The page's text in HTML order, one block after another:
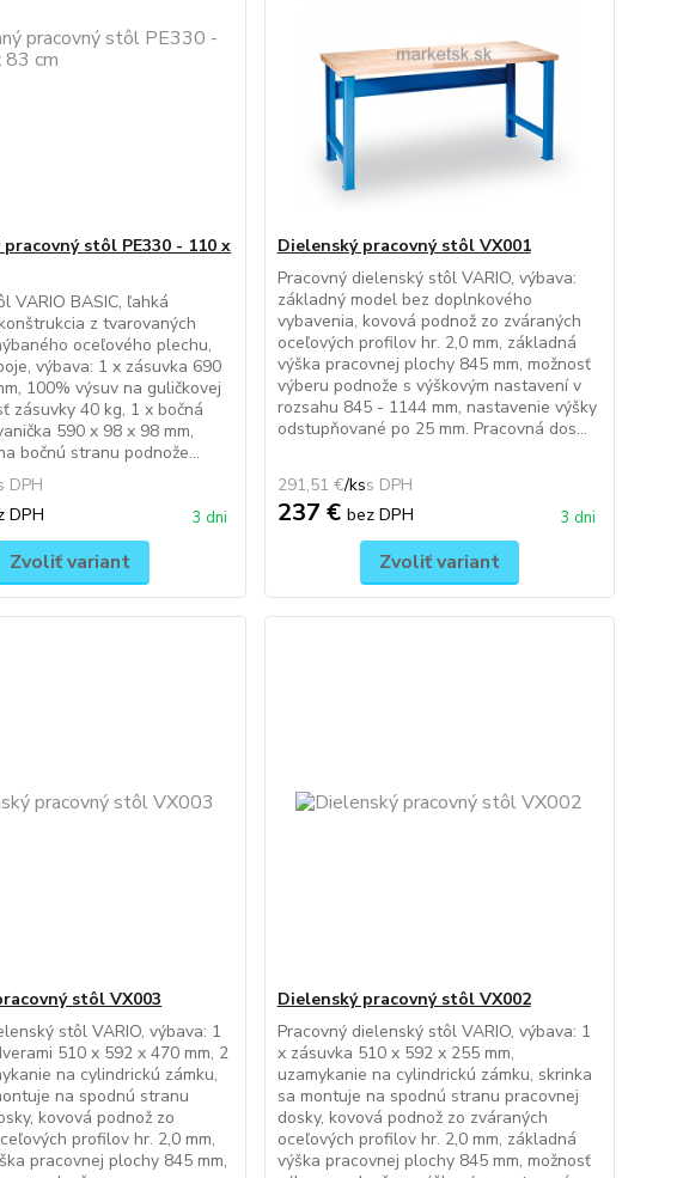
stôl PE330 - 110 x
VARIO BASIC, ľahká
z tvarovaných
oceľového plechu,
výbava: 1 x zásuvka 690
100% výsuv na guličkovej
zásuvky 40 kg, 1 x bočná
590 x 98 x 98 mm,
bočnú stranu podnože...
DPH 3 dni
Zvoliť variant
Dielenský pracovný stôl VX001
Pracovný dielenský stôl VARIO, výbava:
základný model bez doplnkového
vybavenia, kovová podnož zo zváraných
oceľových profilov hr. 2,0 mm, základná
výška pracovnej plochy 845 mm, možnosť
výberu podnože s výškovým nastavení v
rozsahu 845 - 1144 mm, nastavenie výšky
odstupňované po 25 mm. Pracovná dos...
291,51 €/ks
237 € bez DPH 3 dni
Zvoliť variant
stôl VX003
stôl VARIO, výbava: 1
510 x 592 x 470 mm, 2
na cylindrickú zámku,
na spodnú stranu
kovová podnož zo
profilov hr. 2,0 mm,
pracovnej plochy 845 mm,
Dielenský pracovný stôl VX002
Pracovný dielenský stôl VARIO, výbava: 1
x zásuvka 510 x 592 x 255 mm,
uzamykanie na cylindrickú zámku, skrinka
sa montuje na spodnú stranu pracovnej
dosky, kovová podnož zo zváraných
oceľových profilov hr. 2,0 mm, základná
výška pracovnej plochy 845 mm, možnosť